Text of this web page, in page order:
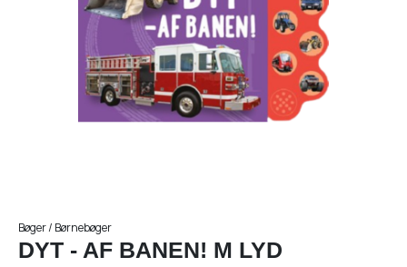
Bøger / Børnebøger
DYT - AF BANEN! M LYD